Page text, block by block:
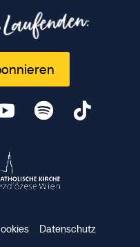
Datenschutz